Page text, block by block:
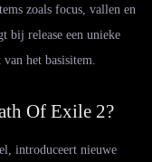
zoals focus, vallen en
bij release een unieke
het basisitem.
Of Exile 2?
introduceert nieuwe